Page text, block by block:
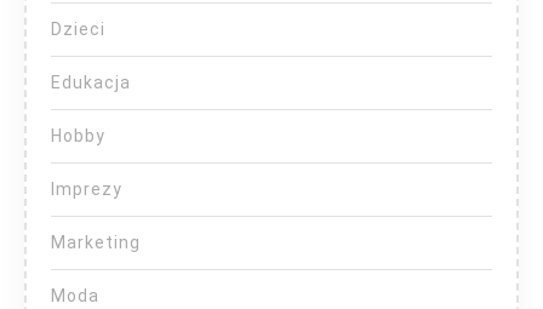
Dzieci
Edukacja
Hobby
Imprezy
Marketing
Moda